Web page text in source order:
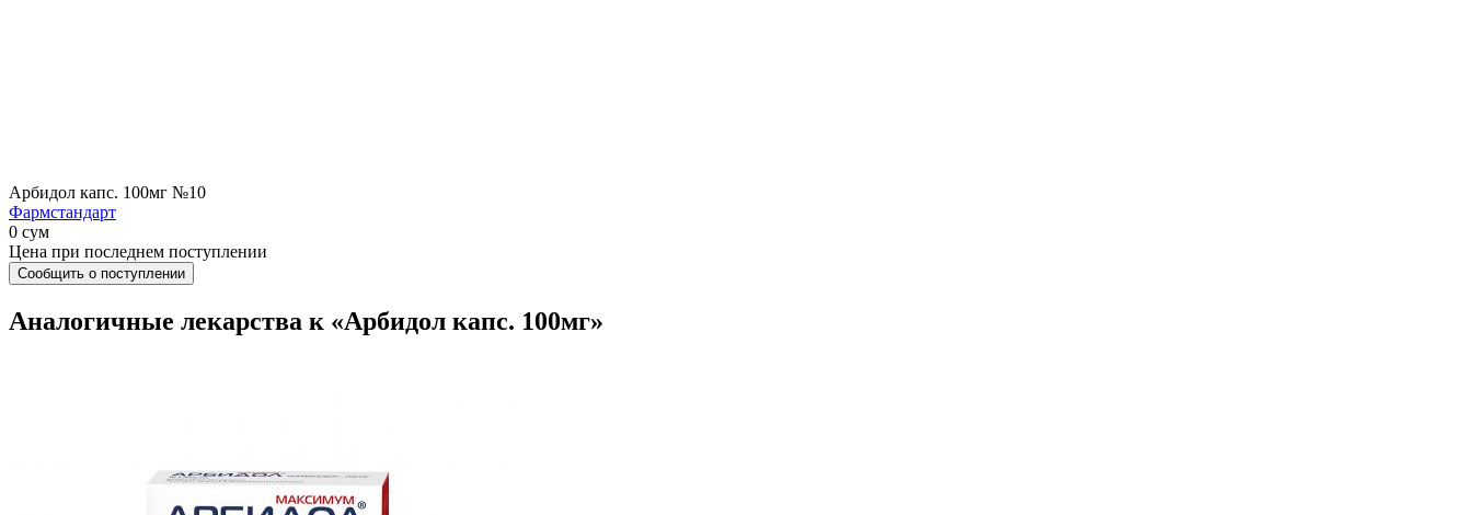
Арбидол капс. 100мг №10
Фармстандарт
0 сум
Цена при последнем поступлении
Сообщить о поступлении
Аналогичные лекарства к «Арбидол капс. 100мг»